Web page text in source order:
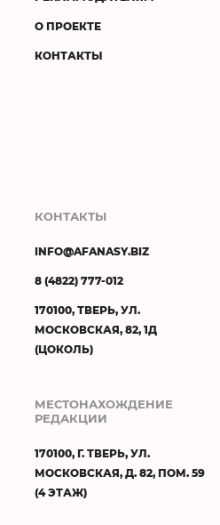
О ПРОЕКТЕ
КОНТАКТЫ
КОНТАКТЫ
INFO@AFANASY.BIZ
8 (4822) 777-012
170100, ТВЕРЬ, УЛ.
МОСКОВСКАЯ, 82, 1Д
(ЦОКОЛЬ)
МЕСТОНАХОЖДЕНИЕ
РЕДАКЦИИ
170100, Г. ТВЕРЬ, УЛ.
МОСКОВСКАЯ, Д. 82, ПОМ. 59
(4 ЭТАЖ)